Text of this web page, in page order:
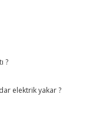
?
elektrik yakar ?